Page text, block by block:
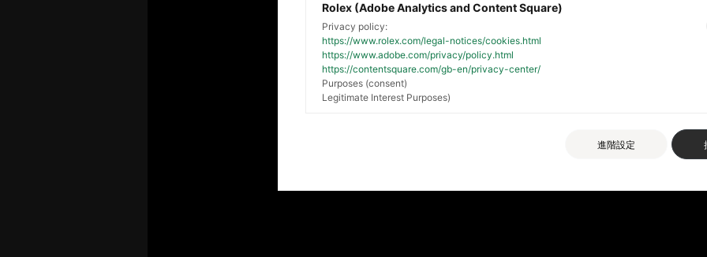
Rolex (Adobe Analytics and Content Square)
Privacy policy:
https://www.rolex.com/legal-notices/cookies.html
https://www.adobe.com/privacy/policy.html
https://contentsquare.com/gb-en/privacy-center/
Purposes (consent)
Legitimate Interest Purposes)
進階設定